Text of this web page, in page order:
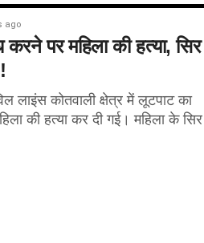
ago
करने पर महिला की हत्या, सिर
लाइंस कोतवाली क्षेत्र में लूटपाट का
की हत्या कर दी गई। महिला के सिर